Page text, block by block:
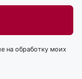
на обработку моих